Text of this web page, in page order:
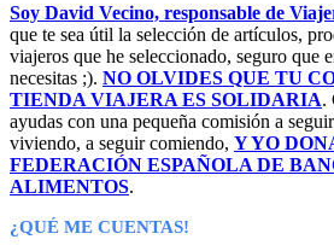
Soy David Vecino, responsable de
que te sea útil la selección de artículos,
viajeros que he seleccionado, seguro que
necesitas ;). NO OLVIDES QUE TU
TIENDA VIAJERA ES SOLIDARIA.
ayudas con una pequeña comisión a
viviendo, a seguir comiendo, Y YO
FEDERACIÓN ESPAÑOLA DE
ALIMENTOS.
¿QUÉ ME CUENTAS!